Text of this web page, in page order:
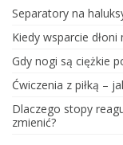
Separatory na
Kiedy wsparcie
Gdy nogi są ciężkie
Ćwiczenia z piłką –
Dlaczego stopy
zmienić?